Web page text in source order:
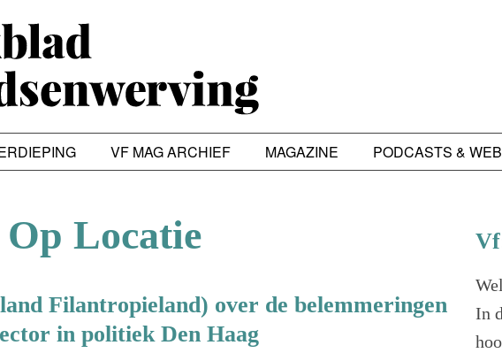
VF MAG ARCHIEF MAGAZINE PODCASTS &
Op Locatie
Filantropieland) over de belemmeringen
in politiek Den Haag
In